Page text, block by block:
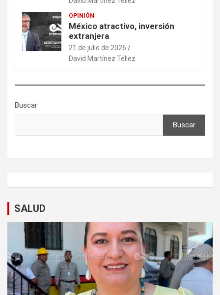
OPINIÓN
México atractivo, inversión
extranjera
21 de julio de 2026
David Martínez Téllez
Buscar
Buscar
SALUD